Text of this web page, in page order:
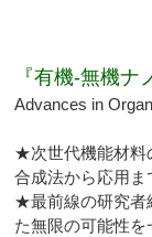
『有機-無機ナ
Advances in
★次世代機能材料
合成法から応用ま
★最前線の研究者
た無限の可能性を